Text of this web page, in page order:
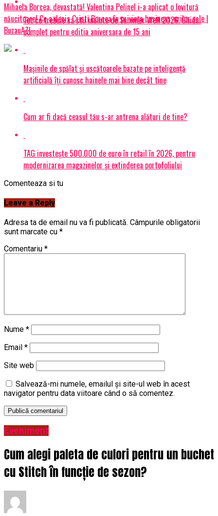
Mihaela Borcea, devastată! Valentina Pelinel i-a aplicat o lovitură
năucitoare! Ce a decis Cristi Borcea în privința business-urilor sale |
BuzauAZI
Tot ce trebuie sa stii inainte de Summer Well 2026. Ghidul
complet pentru editia aniversara de 15 ani
Mașinile de spălat și uscătoarele bazate pe inteligență
artificială îți cunosc hainele mai bine decât tine
Cum ar fi dacă ceasul tău s-ar antrena alături de tine?
TAG investește 500.000 de euro în retail în 2026, pentru
modernizarea magazinelor și extinderea portofoliului
Comenteaza si tu
Leave a Reply
Adresa ta de email nu va fi publicată. Câmpurile obligatorii
sunt marcate cu *
Comentariu *
Nume *
Email *
Site web
Salvează-mi numele, emailul și site-ul web în acest
navigator pentru data viitoare când o să comentez.
Eveniment
Cum alegi paleta de culori pentru un buchet
cu Stitch în funcție de sezon?